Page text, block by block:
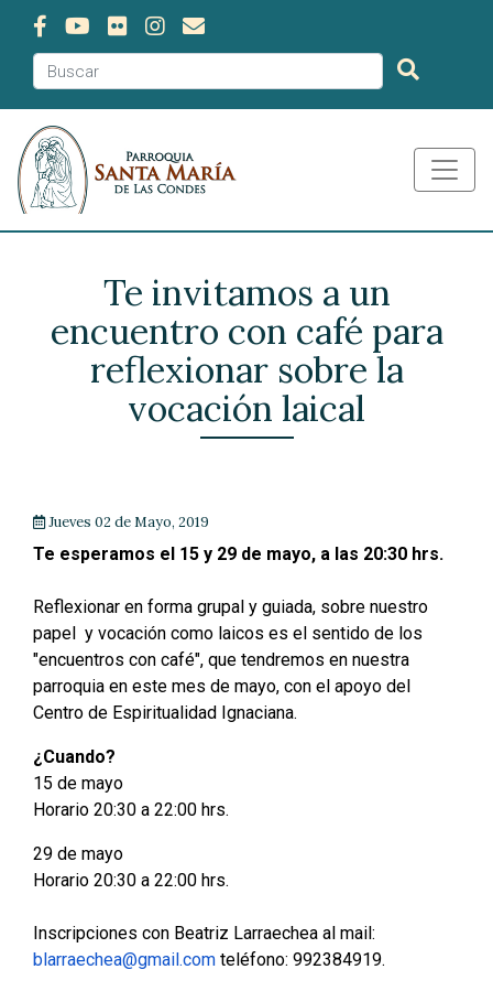
Te invitamos a un
encuentro con café para
reflexionar sobre la
vocación laical
Jueves 02 de Mayo, 2019
Te esperamos el 15 y 29 de mayo, a las 20:30 hrs.
Reflexionar en forma grupal y guiada, sobre nuestro
papel y vocación como laicos es el sentido de los
"encuentros con café", que tendremos en nuestra
parroquia en este mes de mayo, con el apoyo del
Centro de Espiritualidad Ignaciana.
¿Cuando?
15 de mayo
Horario 20:30 a 22:00 hrs.
29 de mayo
Horario 20:30 a 22:00 hrs.
Inscripciones con Beatriz Larraechea al mail:
blarraechea@gmail.com teléfono: 992384919.